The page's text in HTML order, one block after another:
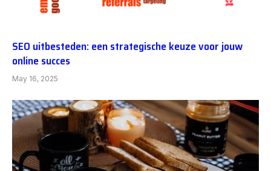
SEO uitbesteden: een strategische keuze voor jouw
online succes
May 16, 2025